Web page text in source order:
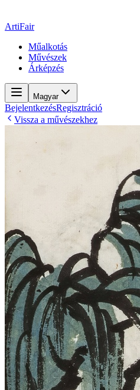
ArtiFair
Műalkotás
Művészek
Árképzés
Magyar
BejelentkezésRegisztráció
Vissza a művészekhez